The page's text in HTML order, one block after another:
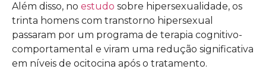
Além disso, no estudo sobre hipersexualidade, os
trinta homens com transtorno hipersexual
passaram por um programa de terapia cognitivo-
comportamental e viram uma redução significativa
em níveis de ocitocina após o tratamento.